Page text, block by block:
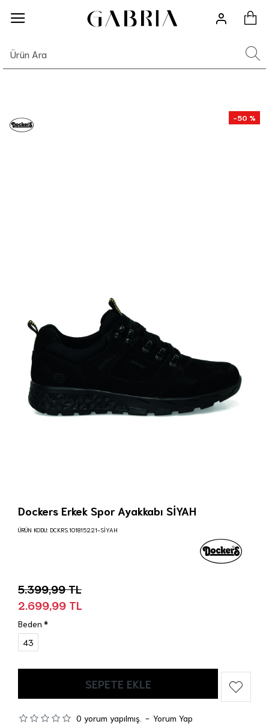
-50 %
Dockers Erkek Spor Ayakkabı SİYAH
0 yorum yapılmış. - Yorum Yap
2.699,99 TL
5.399,99 TL
ÜRÜN KODU: DCKRS.101815221-SİYAH
Beden
43
SEPETE EKLE